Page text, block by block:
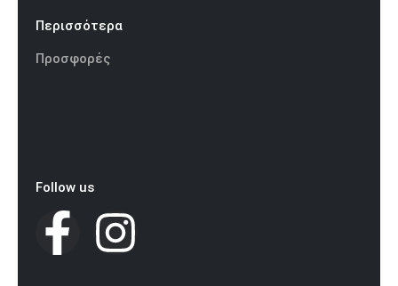
Περισσότερα
Προσφορές
Follow us